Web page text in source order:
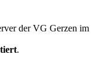
der VG Gerzen im
.